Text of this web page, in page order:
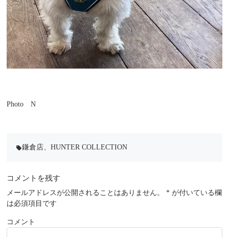
Photo N
local_offer鎌倉店、HUNTER COLLECTION
コメントを残す
メールアドレスが公開されることはありません。 * が付いている欄
は必須項目です
コメント